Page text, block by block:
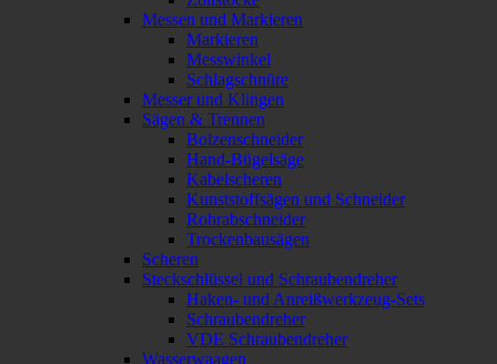
Messen und Markieren
Markieren
Messwinkel
Schlagschnüre
Messer und Klingen
Sägen & Trennen
Bolzenschneider
Hand-Bügelsäge
Kabelscheren
Kunststoffsägen und Schneider
Rohrabschneider
Trockenbausägen
Scheren
Steckschlüssel und Schraubendreher
Haken- und Anreißwerkzeug-Sets
Schraubendreher
VDE Schraubendreher
Wasserwaagen